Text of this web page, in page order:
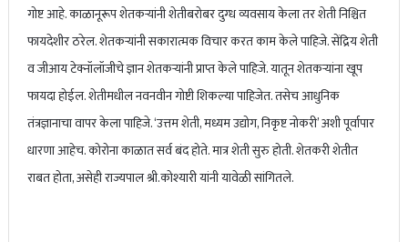
गोष्ट आहे. काळानूरूप शेतकऱ्यांनी शेतीबरोबर दुग्ध व्यवसाय केला तर शेती निश्चित
फायदेशीर ठरेल. शेतकऱ्यांनी सकारात्मक विचार करत काम केले पाहिजे. सेंद्रिय शेती
व जीआय टेक्नॉलॉजीचे ज्ञान शेतकऱ्यांनी प्राप्त केले पाहिजे. यातून शेतकऱ्यांना खूप
फायदा होईल. शेतीमधील नवनवीन गोष्टी शिकल्या पाहिजेत. तसेच आधुनिक
तंत्रज्ञानाचा वापर केला पाहिजे. ‘उत्तम शेती, मध्यम उद्योग, निकृष्ट नोकरी’ अशी पूर्वापार
धारणा आहेच. कोरोना काळात सर्व बंद होते. मात्र शेती सुरु होती. शेतकरी शेतीत
राबत होता, असेही राज्यपाल श्री.कोश्यारी यांनी यावेळी सांगितले.